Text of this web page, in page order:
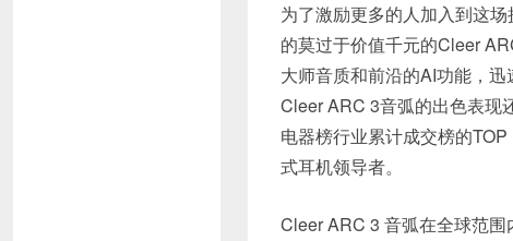
为了激励更多的人加入到这
的莫过于价值千元的Cleer
大师音质和前沿的AI功能，
Cleer ARC 3音弧的出色表现
电器榜行业累计成交榜的
式耳机领导者。
Cleer ARC 3 音弧在全球范围